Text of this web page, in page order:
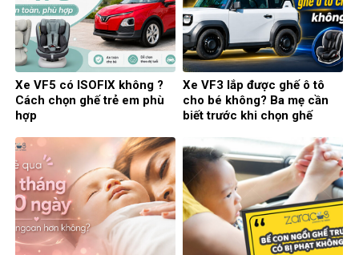
Xe VF5 có ISOFIX không ?
Cách chọn ghế trẻ em phù
hợp
Xe VF3 lắp được ghế ô tô
cho bé không? Ba mẹ cần
biết trước khi chọn ghế